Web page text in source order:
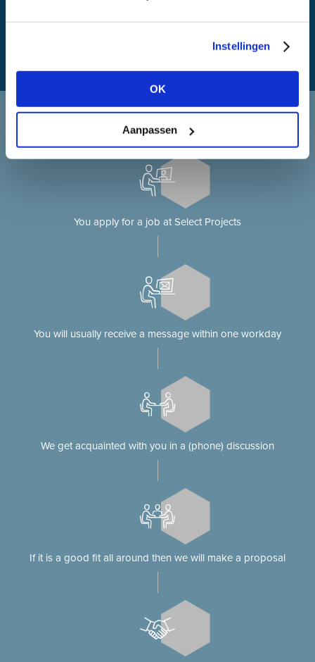
Instellingen
OK
Aanpassen
Applying at Select Projects
Applying for a job on our website?
You apply for a job at Select Projects
You will usually receive a message within one workday
We get acquainted with you in a (phone) discussion
If it is a good fit all around then we will make a proposal